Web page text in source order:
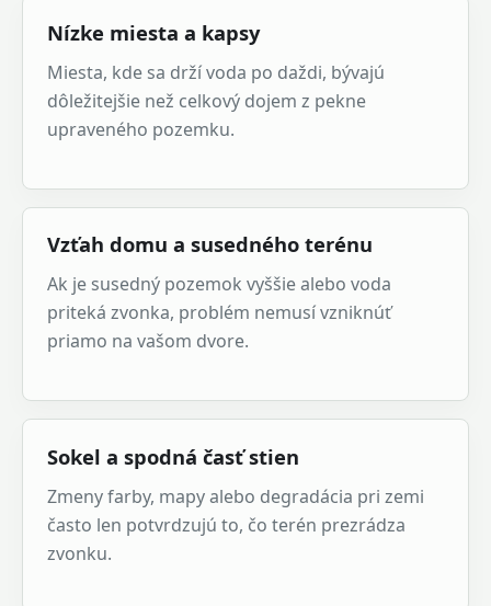
Nízke miesta a kapsy
Miesta, kde sa drží voda po daždi, bývajú
dôležitejšie než celkový dojem z pekne
upraveného pozemku.
Vzťah domu a susedného terénu
Ak je susedný pozemok vyššie alebo voda
priteká zvonka, problém nemusí vzniknúť
priamo na vašom dvore.
Sokel a spodná časť stien
Zmeny farby, mapy alebo degradácia pri zemi
často len potvrdzujú to, čo terén prezrádza
zvonku.